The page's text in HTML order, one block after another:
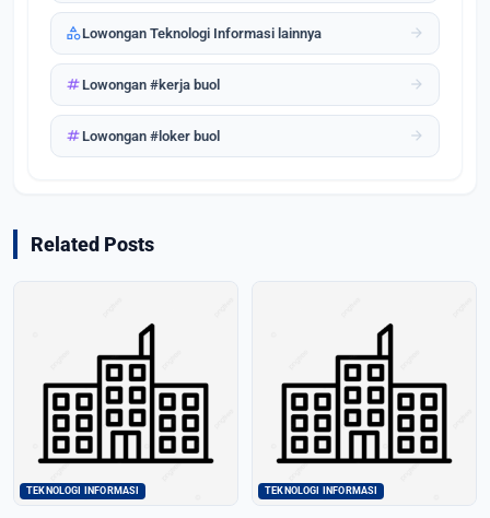
categoryLowongan Teknologi Informasi lainnya arrow_forward
tagLowongan #kerja buol arrow_forward
tagLowongan #loker buol arrow_forward
Related Posts
TEKNOLOGI INFORMASI TEKNOLOGI INFORMASI